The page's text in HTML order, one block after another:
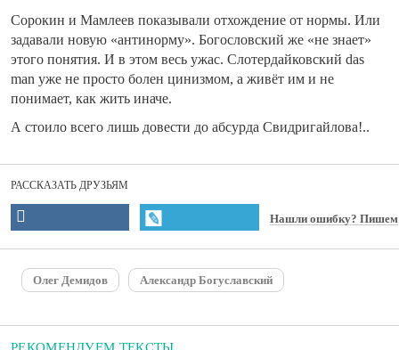
Сорокин и Мамлеев показывали отхождение от нормы. Или
задавали новую «антинорму». Богословский же «не знает»
этого понятия. И в этом весь ужас. Слотердайковский das
man уже не просто болен цинизмом, а живёт им и не
понимает, как жить иначе.
А стоило всего лишь довести до абсурда Свидригайлова!..
РАССКАЗАТЬ ДРУЗЬЯМ
Нашли ошибку? Пишем
Олег Демидов Александр Богуславский